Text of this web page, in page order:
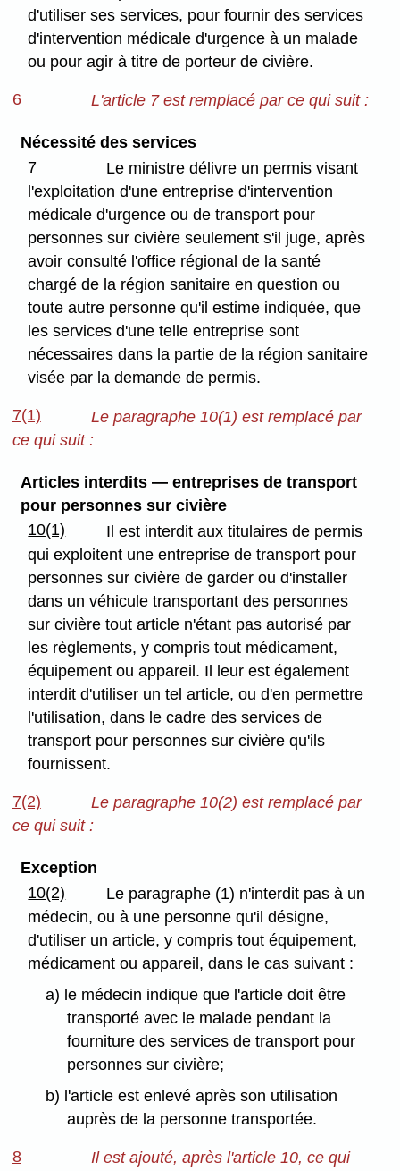
d'utiliser ses services, pour fournir des services
d'intervention médicale d'urgence à un malade
ou pour agir à titre de porteur de civière.
6 L'article 7 est remplacé par ce qui suit :
Nécessité des services
7
Le ministre délivre un permis visant
l'exploitation d'une entreprise d'intervention
médicale d'urgence ou de transport pour
personnes sur civière seulement s'il juge, après
avoir consulté l'office régional de la santé
chargé de la région sanitaire en question ou
toute autre personne qu'il estime indiquée, que
les services d'une telle entreprise sont
nécessaires dans la partie de la région sanitaire
visée par la demande de permis.
7(1)
Le paragraphe 10(1) est remplacé par
ce qui suit :
Articles interdits — entreprises de transport
pour personnes sur civière
10(1)
Il est interdit aux titulaires de permis
qui exploitent une entreprise de transport pour
personnes sur civière de garder ou d'installer
dans un véhicule transportant des personnes
sur civière tout article n'étant pas autorisé par
les règlements, y compris tout médicament,
équipement ou appareil. Il leur est également
interdit d'utiliser un tel article, ou d'en permettre
l'utilisation, dans le cadre des services de
transport pour personnes sur civière qu'ils
fournissent.
7(2)
Le paragraphe 10(2) est remplacé par
ce qui suit :
Exception
10(2)
Le paragraphe (1) n'interdit pas à un
médecin, ou à une personne qu'il désigne,
d'utiliser un article, y compris tout équipement,
médicament ou appareil, dans le cas suivant :
a) le médecin indique que l'article doit être
transporté avec le malade pendant la
fourniture des services de transport pour
personnes sur civière;
b) l'article est enlevé après son utilisation
auprès de la personne transportée.
8
Il est ajouté, après l'article 10, ce qui